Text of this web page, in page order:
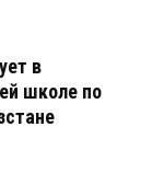
в
школе по